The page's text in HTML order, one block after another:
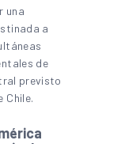
una
a
de
previsto
Chile.